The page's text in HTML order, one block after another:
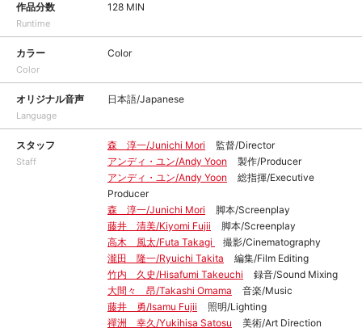
作品分数
Runtime
128 MIN
カラー
Color
Color
オリジナル音声
Language
日本語/Japanese
スタッフ
Staff
森 淳一/Junichi Mori
監督/Director
アンディ・ユン/Andy Yoon
製作/Producer
アンディ・ユン/Andy Yoon
総指揮/Executive
Producer
森 淳一/Junichi Mori
脚本/Screenplay
藤井 清美/Kiyomi Fujii
脚本/Screenplay
高木 風太/Futa Takagi
撮影/Cinematography
瀧田 隆一/Ryuichi Takita
編集/Film Editing
竹内 久史/Hisafumi Takeuchi
録音/Sound Mixing
大間々 昂/Takashi Omama
音楽/Music
藤井 勇/Isamu Fujii
照明/Lighting
禪洲 幸久/Yukihisa Satosu
美術/Art Direction